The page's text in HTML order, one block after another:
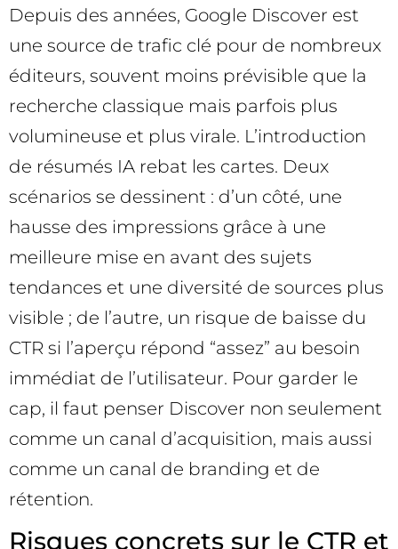
Depuis des années, Google Discover est
une source de trafic clé pour de nombreux
éditeurs, souvent moins prévisible que la
recherche classique mais parfois plus
volumineuse et plus virale. L’introduction
de résumés IA rebat les cartes. Deux
scénarios se dessinent : d’un côté, une
hausse des impressions grâce à une
meilleure mise en avant des sujets
tendances et une diversité de sources plus
visible ; de l’autre, un risque de baisse du
CTR si l’aperçu répond “assez” au besoin
immédiat de l’utilisateur. Pour garder le
cap, il faut penser Discover non seulement
comme un canal d’acquisition, mais aussi
comme un canal de branding et de
rétention.
Risques concrets sur le CTR et